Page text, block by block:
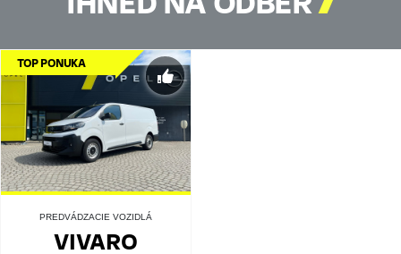
TOP PONUKA
PREDVÁDZACIE VOZIDLÁ
VIVARO